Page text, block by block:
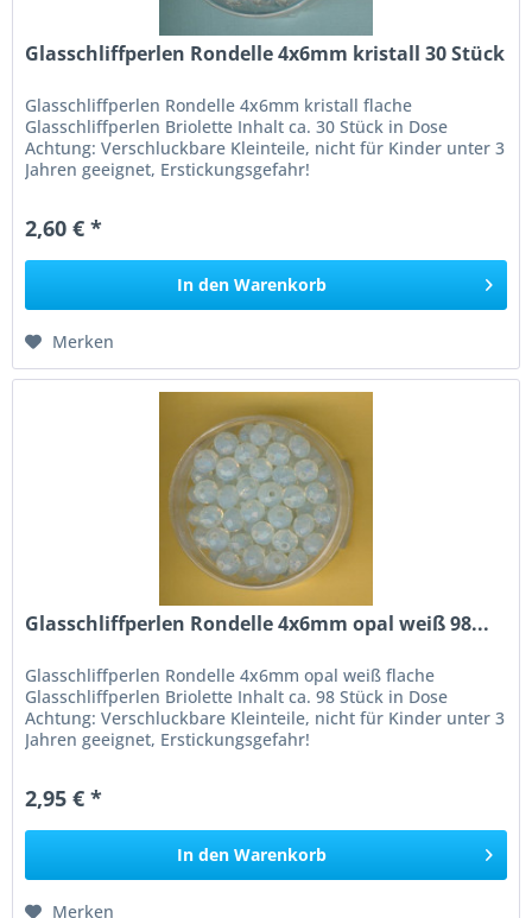
Glasschliffperlen Rondelle 4x6mm kristall 30 Stück
Glasschliffperlen Rondelle 4x6mm kristall flache
Glasschliffperlen Briolette Inhalt ca. 30 Stück in Dose
Achtung: Verschluckbare Kleinteile, nicht für Kinder unter 3
Jahren geeignet, Erstickungsgefahr!
2,60 € *
In den Warenkorb
Merken
Glasschliffperlen Rondelle 4x6mm opal weiß 98...
Glasschliffperlen Rondelle 4x6mm opal weiß flache
Glasschliffperlen Briolette Inhalt ca. 98 Stück in Dose
Achtung: Verschluckbare Kleinteile, nicht für Kinder unter 3
Jahren geeignet, Erstickungsgefahr!
2,95 € *
In den Warenkorb
Merken